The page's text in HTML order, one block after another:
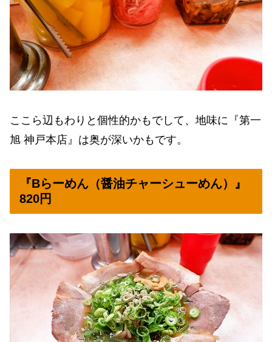
ここら辺もわりと個性的かもでして、地味に『第一
旭 神戸本店』は奥が深いかもです。
『Bらーめん（醤油チャーシューめん）』
820円